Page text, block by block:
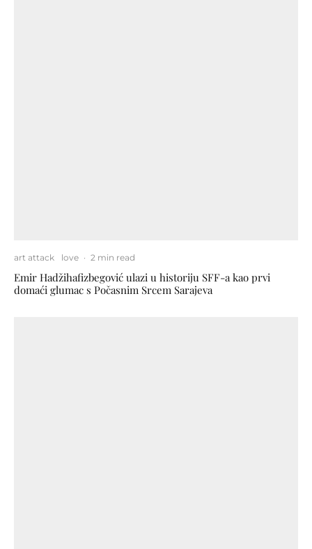
art attack love · 2 min read
Emir Hadžihafizbegović ulazi u historiju SFF-a kao prvi
domaći glumac s Počasnim Srcem Sarajeva